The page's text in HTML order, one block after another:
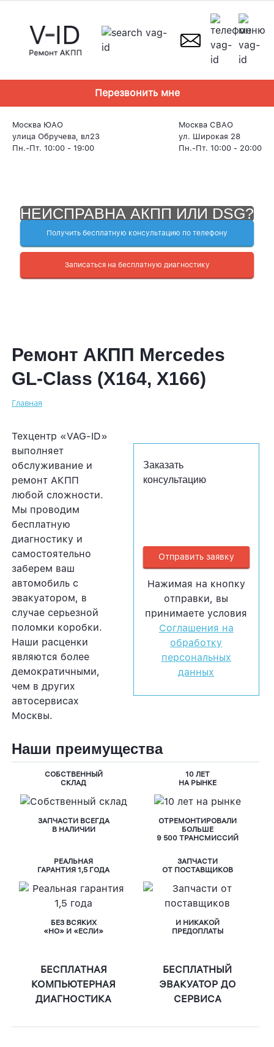
content
Перезвонить мне
Москва ЮАО
улица Обручева, вл23
Пн.-Пт. 10:00 - 19:00
Москва СВАО
ул. Широкая 28
Пн.-Пт. 10:00 - 20:00
НЕИСПРАВНА АКПП ИЛИ DSG?
Получить бесплатную консультацию по телефону
Записаться на бесплатную диагностику
Ремонт АКПП Mercedes
GL-Class (X164, X166)
Главная
Техцентр «VAG-ID»
выполняет
обслуживание и
ремонт АКПП
любой сложности.
Мы проводим
бесплатную
диагностику и
самостоятельно
заберем ваш
автомобиль с
эвакуатором, в
случае серьезной
поломки коробки.
Наши расценки
являются более
демократичными,
чем в других
автосервисах
Москвы.
Заказать
консультацию
Нажимая на кнопку
отправки, вы
принимаете условия
Соглашения на
обработку
персональных
данных
Наши преимущества
СОБСТВЕННЫЙ
СКЛАД
ЗАПЧАСТИ ВСЕГДА
В НАЛИЧИИ
10 ЛЕТ
НА РЫНКЕ
ОТРЕМОНТИРОВАЛИ
БОЛЬШЕ
9 500 ТРАНСМИССИЙ
РЕАЛЬНАЯ
ГАРАНТИЯ 1,5 ГОДА
БЕЗ ВСЯКИХ
«НО» И «ЕСЛИ»
ЗАПЧАСТИ
ОТ ПОСТАВЩИКОВ
И НИКАКОЙ
ПРЕДОПЛАТЫ
БЕСПЛАТНАЯ
КОМПЬЮТЕРНАЯ
ДИАГНОСТИКА
БЕСПЛАТНЫЙ
ЭВАКУАТОР ДО
СЕРВИСА